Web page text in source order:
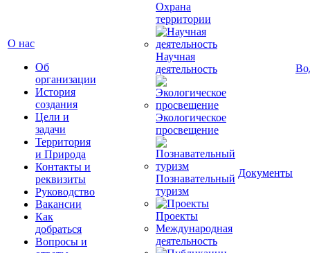
О нас
Об
организации
История
создания
Цели и
задачи
Территория
и Природа
Контакты и
реквизиты
Руководство
Вакансии
Как
добраться
Вопросы и
Охрана
территории
Научная
деятельность
Экологическое
просвещение
Познавательный
туризм
Проекты
Международная
деятельность
Документы